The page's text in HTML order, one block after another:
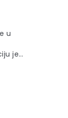
u
je
i